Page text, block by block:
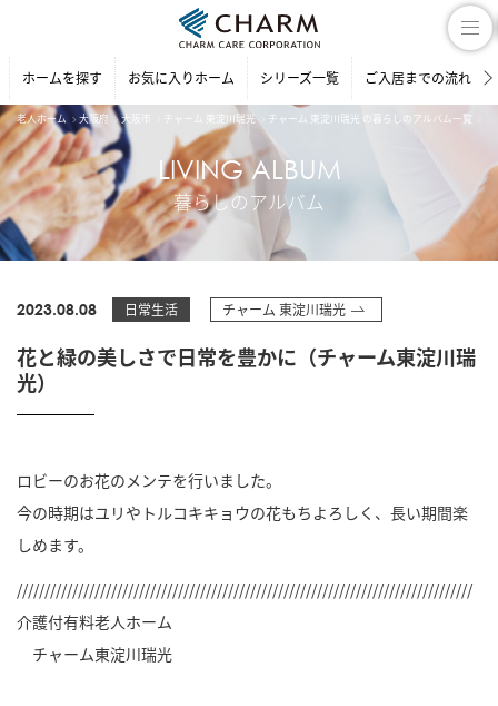
ホームを探す お気に入りホーム シリーズ一覧 ご入居までの流れ
老人ホーム 大阪府 大阪市 チャーム 東淀川瑞光 チャーム 東淀川瑞光 の暮らしのアルバム一覧
LIVING ALBUM
暮らしのアルバム
2023.08.08 日常生活 チャーム 東淀川瑞光
花と緑の美しさで日常を豊かに（チャーム東淀川瑞
光）
ロビーのお花のメンテを行いました。
今の時期はユリやトルコキキョウの花もちよろしく、長い期間楽
しめます。
//////////////////////////////////////////////////////////////////////////////////
介護付有料老人ホーム
チャーム東淀川瑞光